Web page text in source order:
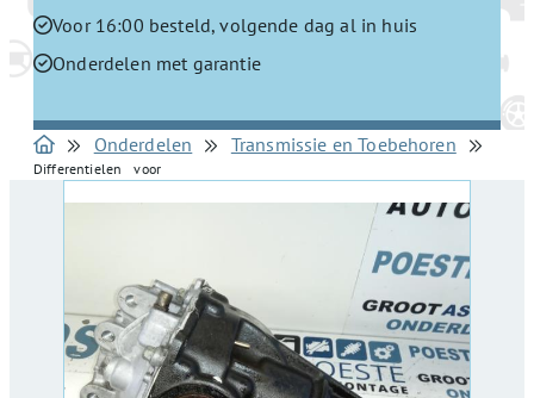
Voor 16:00 besteld, volgende dag al in huis
Onderdelen met garantie
Onderdelen Transmissie en Toebehoren
Differentielen voor